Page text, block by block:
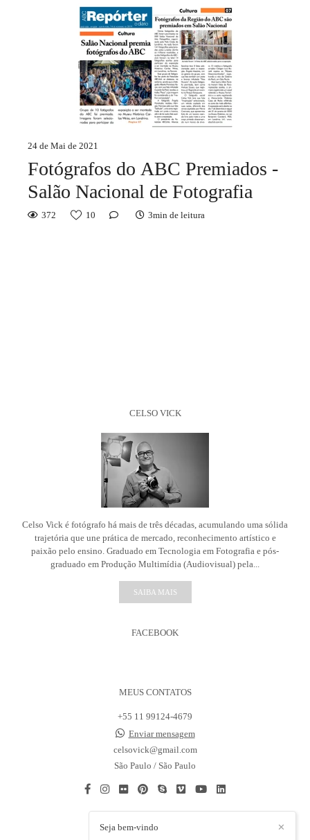
24 de Mai de 2021
Fotógrafos do ABC Premiados -
Salão Nacional de Fotografia
372 10 3min de leitura
CELSO VICK
Celso Vick é fotógrafo há mais de três décadas, acumulando uma sólida
trajetória que une prática de mercado, reconhecimento artístico e
paixão pelo ensino. Graduado em Tecnologia em Fotografia e pós-
graduado em Produção Multimídia (Audiovisual) pela...
SAIBA MAIS
FACEBOOK
MEUS CONTATOS
+55 11 99124-4679
Enviar mensagem
celsovick@gmail.com
São Paulo / São Paulo
CONTATO
✕
Seja bem-vindo